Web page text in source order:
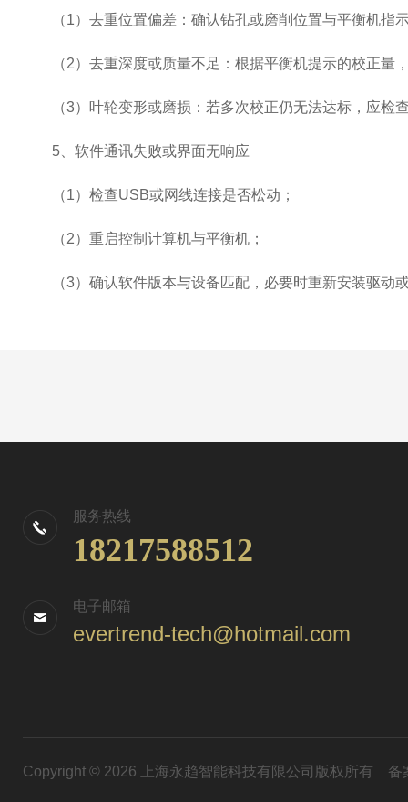
（1）去重位置偏差：确认钻孔或磨削位置与平衡机指
（2）去重深度或质量不足：根据平衡机提示的校正量，
（3）叶轮变形或磨损：若多次校正仍无法达标，应检
5、软件通讯失败或界面无响应
（1）检查USB或网线连接是否松动；
（2）重启控制计算机与平衡机；
（3）确认软件版本与设备匹配，必要时重新安装驱动
服务热线
18217588512
电子邮箱
evertrend-tech@hotmail.com
Copyright © 2026 上海永趋智能科技有限公司版权所有 备